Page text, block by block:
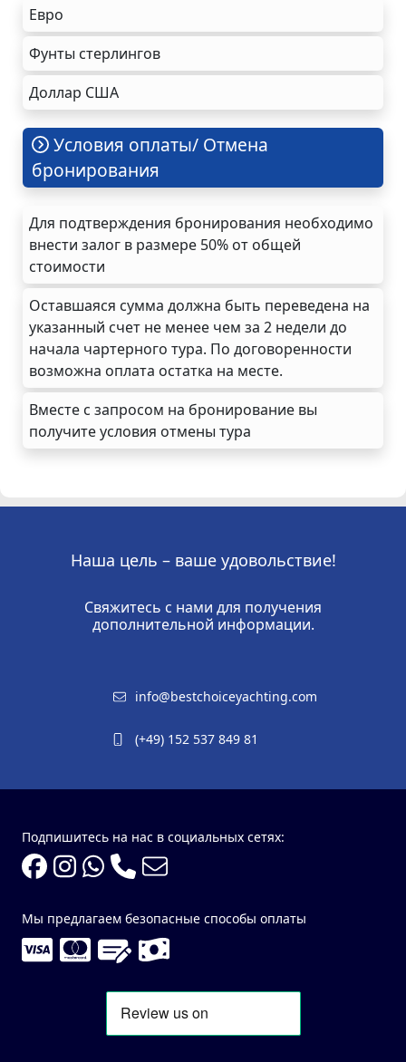
Евро
Фунты стерлингов
Доллар США
Условия оплаты/ Отмена
бронирования
Для подтверждения бронирования необходимо
внести залог в размере 50% от общей
стоимости
Оставшаяся сумма должна быть переведена на
указанный счет не менее чем за 2 недели до
начала чартерного тура. По договоренности
возможна оплата остатка на месте.
Вместе с запросом на бронирование вы
получите условия отмены тура
Наша цель – ваше удовольствие!
Свяжитесь с нами для получения
дополнительной информации.
info@bestchoiceyachting.com
(+49) 152 537 849 81
Подпишитесь на нас в социальных сетях:
Мы предлагаем безопасные способы оплаты